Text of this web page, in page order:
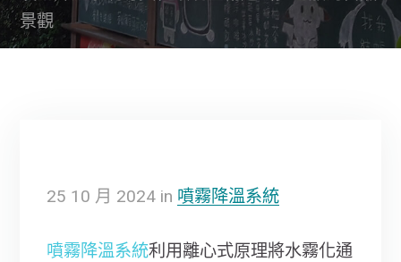
景觀
25 10 月 2024 in 噴霧降溫系統
噴霧降溫系統利用離心式原理將水霧化通